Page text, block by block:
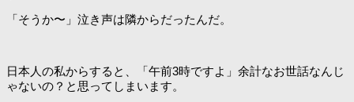
「そうか〜」泣き声は隣からだったんだ。
日本人の私からすると、「午前3時ですよ」余計なお世話なんじ
ゃないの？と思ってしまいます。